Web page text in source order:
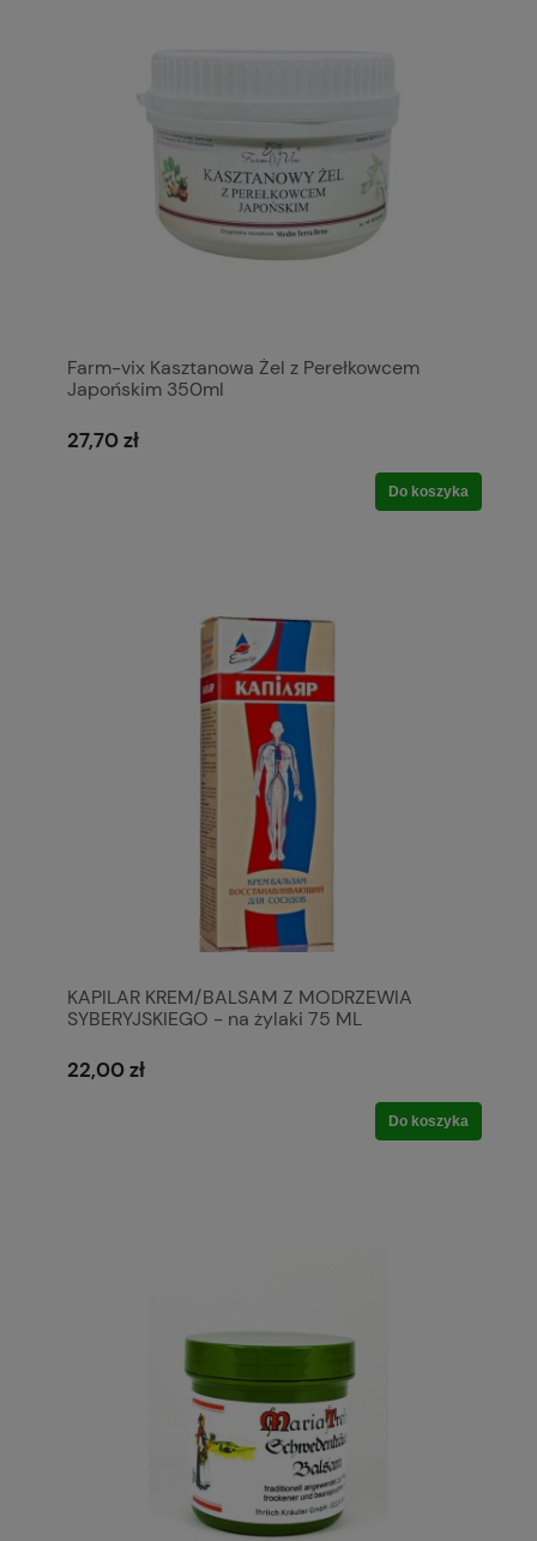
Farm-vix Kasztanowa Żel z Perełkowcem
Japońskim 350ml
27,70 zł
Do koszyka
KAPILAR KREM/BALSAM Z MODRZEWIA
SYBERYJSKIEGO - na żylaki 75 ML
22,00 zł
Do koszyka